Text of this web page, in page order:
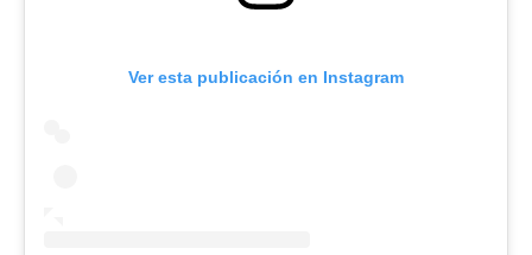
Ver esta publicación en Instagram